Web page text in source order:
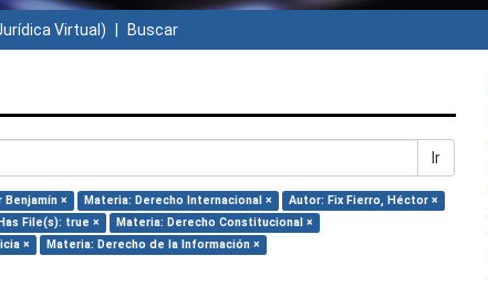
Virtual) Buscar
Ir
× Materia: Derecho Internacional ×
Autor: Fix Fierro, Héctor ×
File(s): true ×
Materia: Derecho Constitucional ×
×
Materia: Derecho de la Información ×